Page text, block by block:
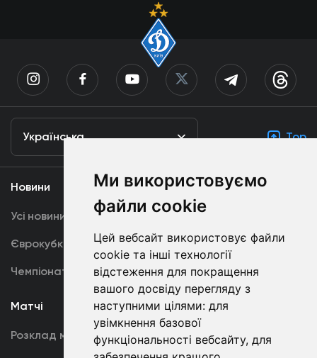
Ми використовуємо
файли cookie
Цей вебсайт використовує файли
cookie та інші технології
відстеження для покращення
вашого досвіду перегляду з
наступними цілями: для
увімкнення базової
функціональності вебсайту, для
Українська Top
Новини
Усі новини
Єврокубки
Чемпіонат України
Медіа
Динамо TV
Фотогалерея
Акредитація
Матчі
Розклад матчів
Команда
Перша команда